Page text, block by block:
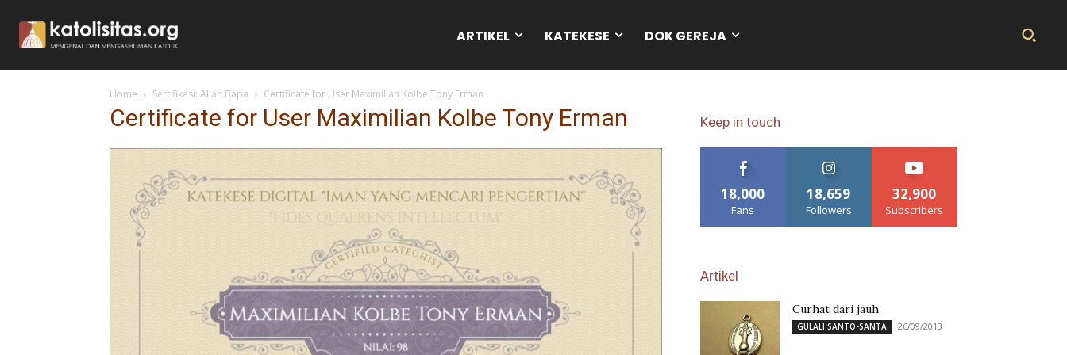
ARTIKEL KATEKESE DOK GEREJA
Home Sertifikasi: Allah Bapa Certificate for User Maximilian Kolbe Tony Erman
Certificate for User Maximilian Kolbe Tony Erman Keep in touch
18,000
Fans
18,659
Followers
32,900
Subscribers
Artikel
Curhat dari jauh
GULALI SANTO-SANTA 26/09/2013